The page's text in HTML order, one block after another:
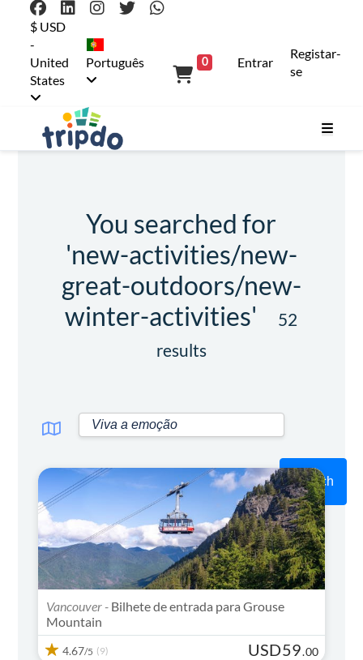
$ USD
-
United
States
Português 0 Entrar
Registar-
se
You searched for
'new-activities/new-
great-outdoors/new-
winter-activities'
52
results
Search
Vancouver - Bilhete de entrada para Grouse
Mountain
4.67/5 (9) USD59.00